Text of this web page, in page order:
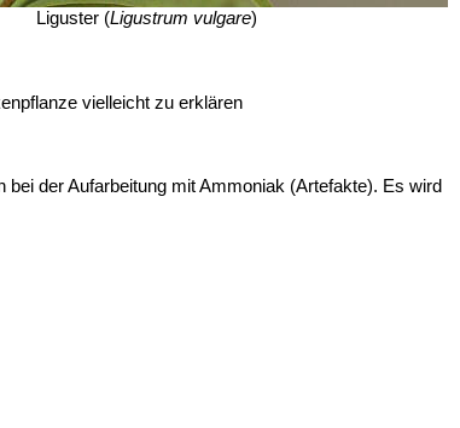
Liguster (Ligustrum vulgare)
vielleicht zu erklären
der Aufarbeitung mit Ammoniak (Artefakte). Es wird